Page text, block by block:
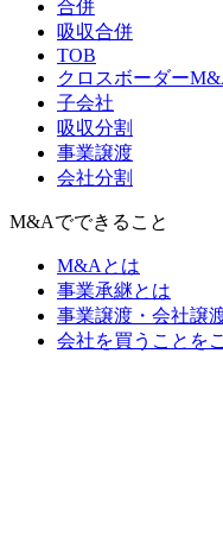
合併
吸収合併
TOB
クロスボーダー
子会社
吸収分割
事業譲渡
会社分割
M&Aでできること
M&Aとは
事業承継とは
事業譲渡・会社譲
会社を買うことを